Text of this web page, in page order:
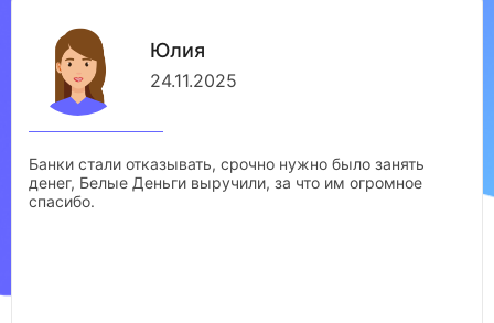
Юлия
24.11.2025
Банки стали отказывать, срочно нужно было занять
денег, Белые Деньги выручили, за что им огромное
спасибо.